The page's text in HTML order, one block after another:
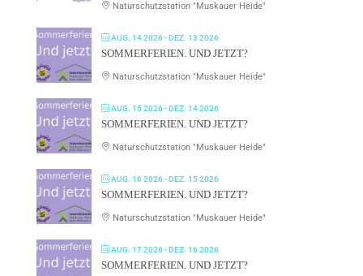
Naturschutzstation "Muskauer Heide"
AUG. 14 2026- DEZ. 13 2026
SOMMERFERIEN. UND JETZT?
Naturschutzstation "Muskauer Heide"
AUG. 15 2026- DEZ. 14 2026
SOMMERFERIEN. UND JETZT?
Naturschutzstation "Muskauer Heide"
AUG. 16 2026- DEZ. 15 2026
SOMMERFERIEN. UND JETZT?
Naturschutzstation "Muskauer Heide"
AUG. 17 2026- DEZ. 16 2026
SOMMERFERIEN. UND JETZT?